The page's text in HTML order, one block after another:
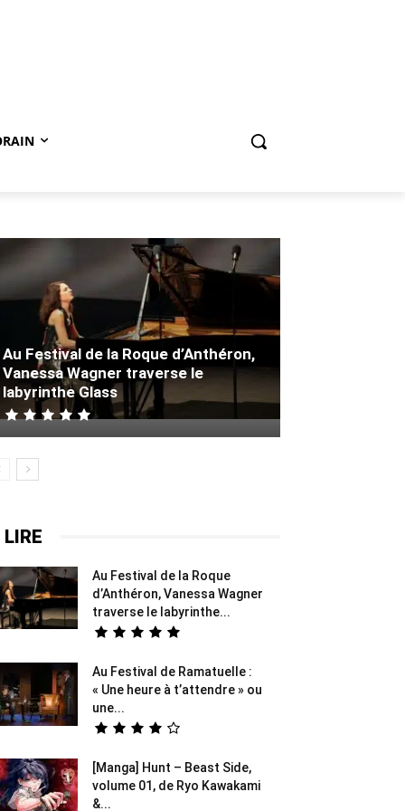
Au Festival de la Roque d’Anthéron,
Vanessa Wagner traverse le
labyrinthe Glass
Au Festival de la Roque
d’Anthéron, Vanessa Wagner
traverse le labyrinthe...
Au Festival de Ramatuelle :
« Une heure à t’attendre » ou
une...
[Manga] Hunt – Beast Side,
volume 01, de Ryo Kawakami
&...